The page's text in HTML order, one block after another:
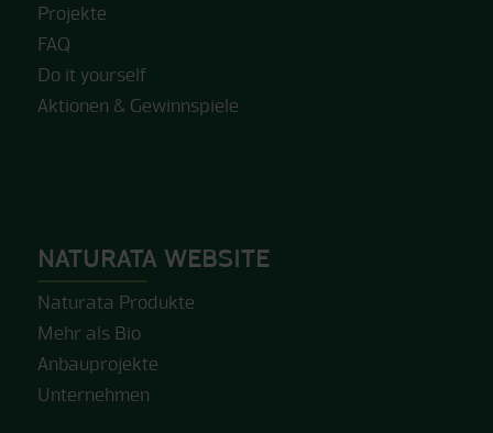
Projekte
FAQ
Do it yourself
Aktionen & Gewinnspiele
NATURATA WEBSITE
Naturata Produkte
Mehr als Bio
Anbauprojekte
Unternehmen